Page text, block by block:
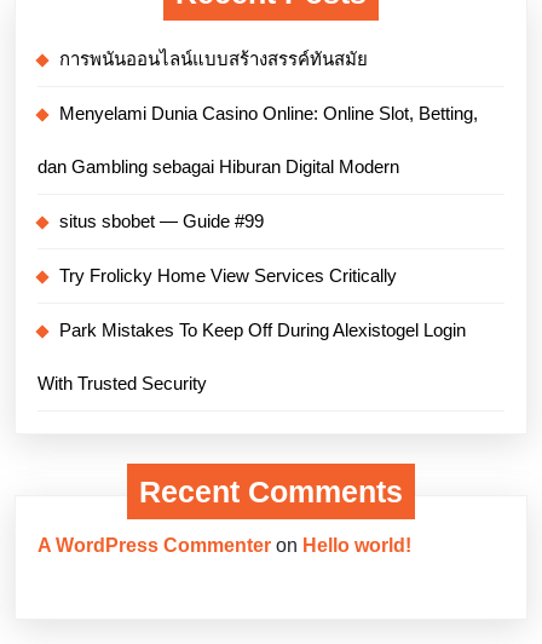
การพนันออนไลน์แบบสร้างสรรค์ทันสมัย
Menyelami Dunia Casino Online: Online Slot, Betting,
dan Gambling sebagai Hiburan Digital Modern
situs sbobet — Guide #99
Try Frolicky Home View Services Critically
Park Mistakes To Keep Off During Alexistogel Login
With Trusted Security
Recent Comments
A WordPress Commenter on Hello world!